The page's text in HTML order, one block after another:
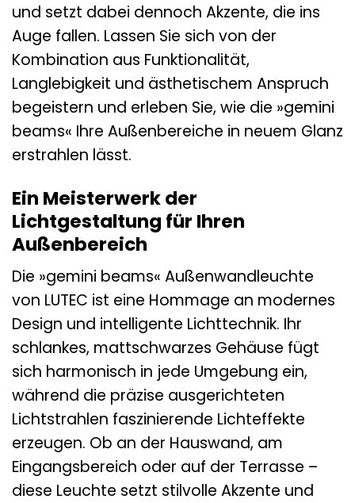
und setzt dabei dennoch Akzente, die ins
Auge fallen. Lassen Sie sich von der
Kombination aus Funktionalität,
Langlebigkeit und ästhetischem Anspruch
begeistern und erleben Sie, wie die »gemini
beams« Ihre Außenbereiche in neuem Glanz
erstrahlen lässt.
Ein Meisterwerk der
Lichtgestaltung für Ihren
Außenbereich
Die »gemini beams« Außenwandleuchte
von LUTEC ist eine Hommage an modernes
Design und intelligente Lichttechnik. Ihr
schlankes, mattschwarzes Gehäuse fügt
sich harmonisch in jede Umgebung ein,
während die präzise ausgerichteten
Lichtstrahlen faszinierende Lichteffekte
erzeugen. Ob an der Hauswand, am
Eingangsbereich oder auf der Terrasse –
diese Leuchte setzt stilvolle Akzente und